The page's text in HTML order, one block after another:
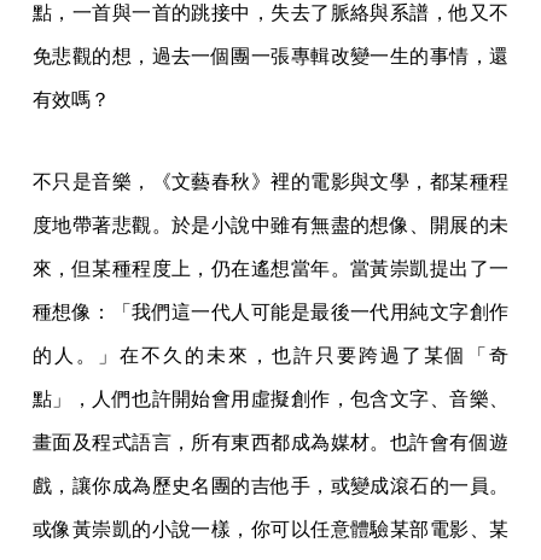
點，一首與一首的跳接中，失去了脈絡與系譜，他又不
免悲觀的想，過去一個團一張專輯改變一生的事情，還
有效嗎？
不只是音樂，《文藝春秋》裡的電影與文學，都某種程
度地帶著悲觀。於是小說中雖有無盡的想像、開展的未
來，但某種程度上，仍在遙想當年。當黃崇凱提出了一
種想像：「我們這一代人可能是最後一代用純文字創作
的人。」在不久的未來，也許只要跨過了某個「奇
點」，人們也許開始會用虛擬創作，包含文字、音樂、
畫面及程式語言，所有東西都成為媒材。也許會有個遊
戲，讓你成為歷史名團的吉他手，或變成滾石的一員。
或像黃崇凱的小說一樣，你可以任意體驗某部電影、某